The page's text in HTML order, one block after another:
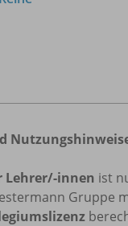
Lehrer/-innen ist
Gruppe